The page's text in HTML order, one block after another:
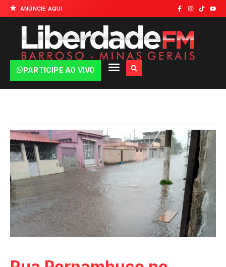
ANÚNCIE AQUI
PARTICIPE AO VIVO